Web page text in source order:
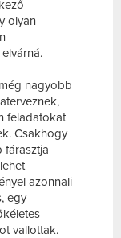
olyan
nagyobb
feladatokat
Csakhogy
fárasztja
azonnali
egy
vallottak.